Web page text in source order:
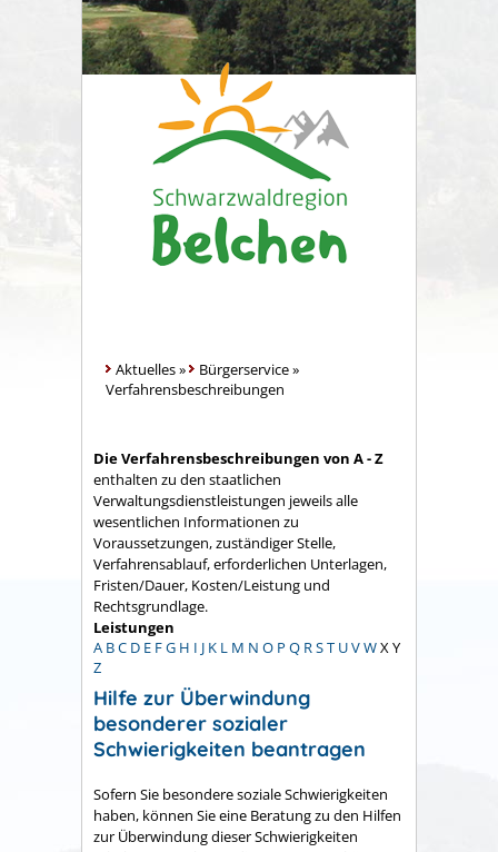
Aktuelles» Bürgerservice»
Verfahrensbeschreibungen
Die Verfahrensbeschreibungen von A - Z
enthalten zu den staatlichen
Verwaltungsdienstleistungen jeweils alle
wesentlichen Informationen zu
Voraussetzungen, zuständiger Stelle,
Verfahrensablauf, erforderlichen Unterlagen,
Fristen/Dauer, Kosten/Leistung und
Rechtsgrundlage.
Leistungen
A BC D E FG H I J K L M N O P Q RST UVWX Y
Z
Hilfe zur Überwindung
besonderer sozialer
Schwierigkeiten beantragen
Sofern Sie besondere soziale Schwierigkeiten
haben, können Sie eine Beratung zu den Hilfen
zur Überwindung dieser Schwierigkeiten